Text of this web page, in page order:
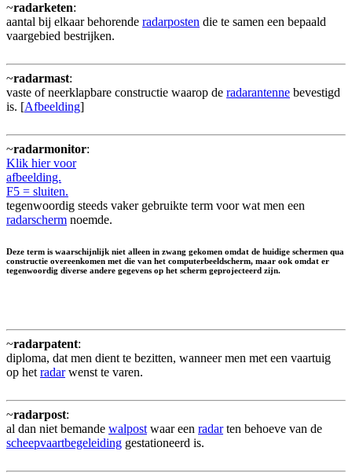
~radarketen:
aantal bij elkaar behorende radarposten die te samen een bepaald
vaargebied bestrijken.
~radarmast:
vaste of neerklapbare constructie waarop de radarantenne bevestigd
is. [Afbeelding]
~radarmonitor:
Klik hier voor
afbeelding.
F5 = sluiten.
tegenwoordig steeds vaker gebruikte term voor wat men een
radarscherm noemde.
Deze term is waarschijnlijk niet alleen in zwang gekomen omdat de huidige schermen qua
constructie overeenkomen met die van het computerbeeldscherm, maar ook omdat er
tegenwoordig diverse andere gegevens op het scherm geprojecteerd zijn.
~radarpatent:
diploma, dat men dient te bezitten, wanneer men met een vaartuig
op het radarwenst te varen.
~radarpost:
al dan niet bemande walpost waar een radarten behoeve van de
scheepvaartbegeleiding gestationeerd is.